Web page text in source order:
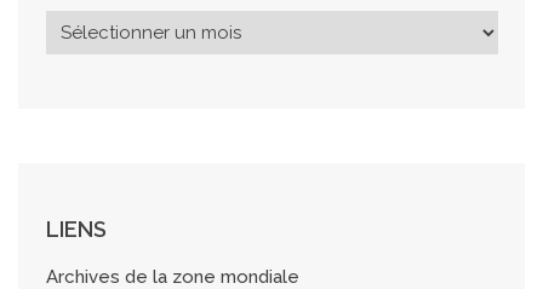
r
LIENS
Archives de la zone mondiale